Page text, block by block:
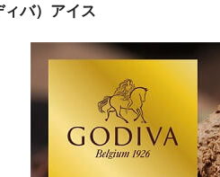
バ）アイス